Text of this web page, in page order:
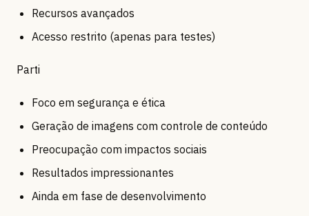
Recursos avançados
Acesso restrito (apenas para testes)
Parti
Foco em segurança e ética
Geração de imagens com controle de conteúdo
Preocupação com impactos sociais
Resultados impressionantes
Ainda em fase de desenvolvimento